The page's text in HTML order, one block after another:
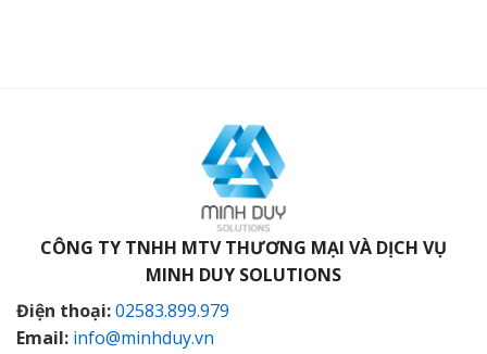
CÔNG TY TNHH MTV THƯƠNG MẠI VÀ DỊCH VỤ
MINH DUY SOLUTIONS
Điện thoại:02583.899.979
Email: info@minhduy.vn